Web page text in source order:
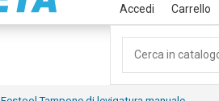
Accedi Carrello